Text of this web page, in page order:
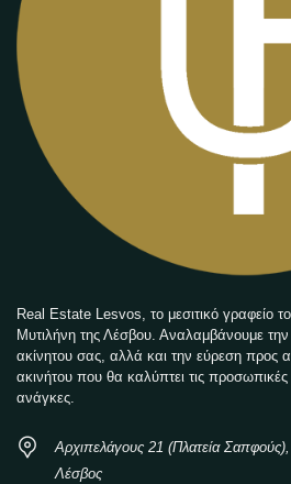
Real Estate Lesvos, το μεσιτικό γραφείο
Μυτιλήνη της Λέσβου. Αναλαμβάνουμε
ακίνητου σας, αλλά και την εύρεση προς
ακινήτου που θα καλύπτει τις
ανάγκες.
Αρχιπελάγους 21 (Πλατεία
Λέσβος